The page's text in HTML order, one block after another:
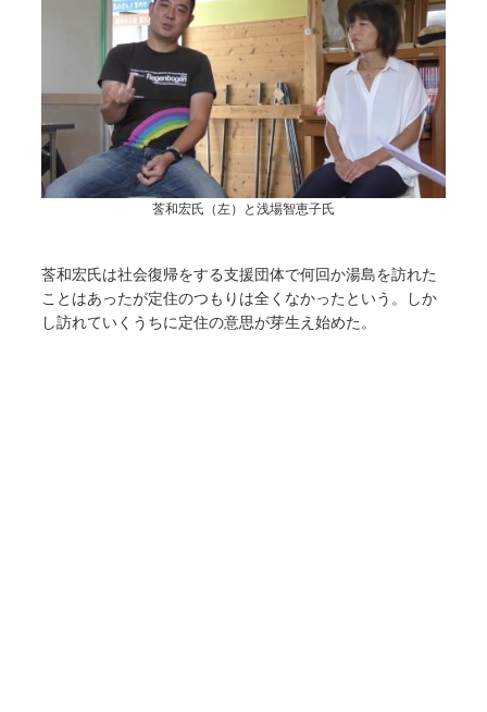
莟和宏氏（左）と浅場智恵子氏
莟和宏氏は社会復帰をする支援団体で何回か湯島を訪れた
ことはあったが定住のつもりは全くなかったという。しか
し訪れていくうちに定住の意思が芽生え始めた。